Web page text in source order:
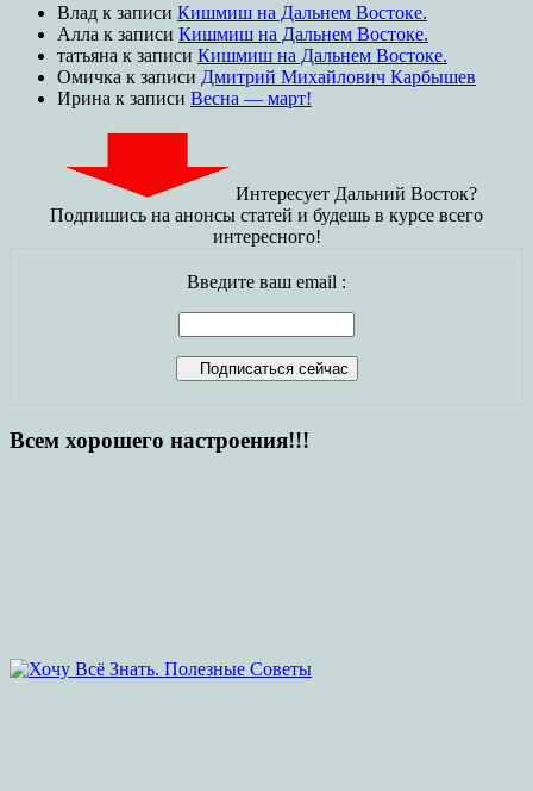
Влад к записи Кишмиш на Дальнем Востоке.
Алла к записи Кишмиш на Дальнем Востоке.
татьяна к записи Кишмиш на Дальнем Востоке.
Омичка к записи Дмитрий Михайлович Карбышев
Ирина к записи Весна — март!
Интересует Дальний Восток?
Подпишись на анонсы статей и будешь в курсе всего
интересного!
Введите ваш email :
Всем хорошего настроения!!!